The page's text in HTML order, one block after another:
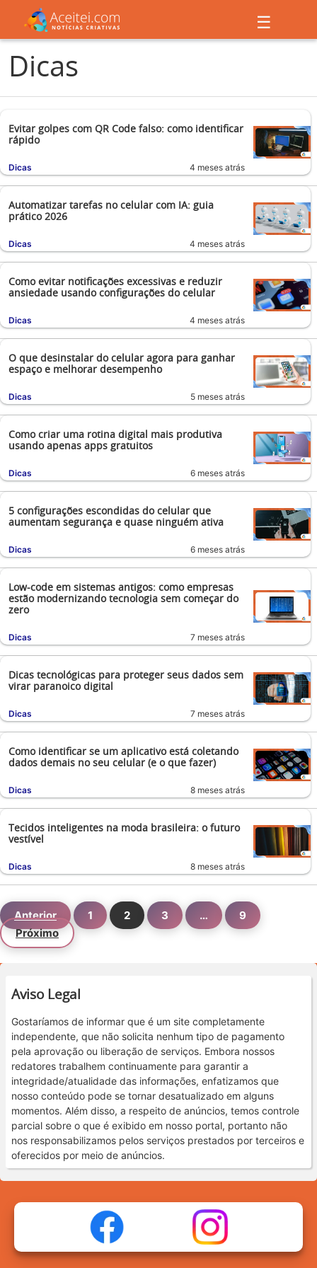
☰
Dicas
Evitar golpes com QR Code falso: como identificar
rápido
Dicas 4 meses atrás
Automatizar tarefas no celular com IA: guia
prático 2026
Dicas 4 meses atrás
Como evitar notificações excessivas e reduzir
ansiedade usando configurações do celular
Dicas 4 meses atrás
O que desinstalar do celular agora para ganhar
espaço e melhorar desempenho
Dicas 5 meses atrás
Como criar uma rotina digital mais produtiva
usando apenas apps gratuitos
Dicas 6 meses atrás
5 configurações escondidas do celular que
aumentam segurança e quase ninguém ativa
Dicas 6 meses atrás
Low-code em sistemas antigos: como empresas
estão modernizando tecnologia sem começar do
zero
Dicas 7 meses atrás
Dicas tecnológicas para proteger seus dados sem
virar paranoico digital
Dicas 7 meses atrás
Como identificar se um aplicativo está coletando
dados demais no seu celular (e o que fazer)
Dicas 8 meses atrás
Tecidos inteligentes na moda brasileira: o futuro
vestível
Dicas 8 meses atrás
Anterior 1 2 3 …
9
Próximo
Aviso Legal
Gostaríamos de informar que é um site completamente
independente, que não solicita nenhum tipo de pagamento
pela aprovação ou liberação de serviços. Embora nossos
redatores trabalhem continuamente para garantir a
integridade/atualidade das informações, enfatizamos que
nosso conteúdo pode se tornar desatualizado em alguns
momentos. Além disso, a respeito de anúncios, temos controle
parcial sobre o que é exibido em nosso portal, portanto não
nos responsabilizamos pelos serviços prestados por terceiros e
oferecidos por meio de anúncios.